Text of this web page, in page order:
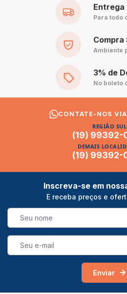
CONTATE-NOS
REGIÃO SUL
(19) 99392-
DEMAIS
(19) 99392-
Entrega
Para todo
Compra
Ambiente
3% de
No boleto
Inscreva-se em
E receba preços e
Enviar